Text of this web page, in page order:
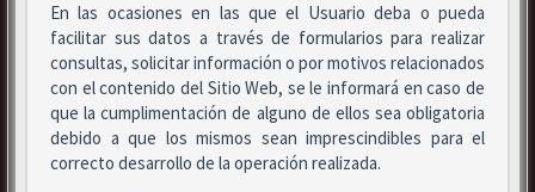
En las ocasiones en las que el Usuario deba o pueda
facilitar sus datos a través de formularios para realizar
consultas, solicitar información o por motivos relacionados
con el contenido del Sitio Web, se le informará en caso de
que la cumplimentación de alguno de ellos sea obligatoria
debido a que los mismos sean imprescindibles para el
correcto desarrollo de la operación realizada.